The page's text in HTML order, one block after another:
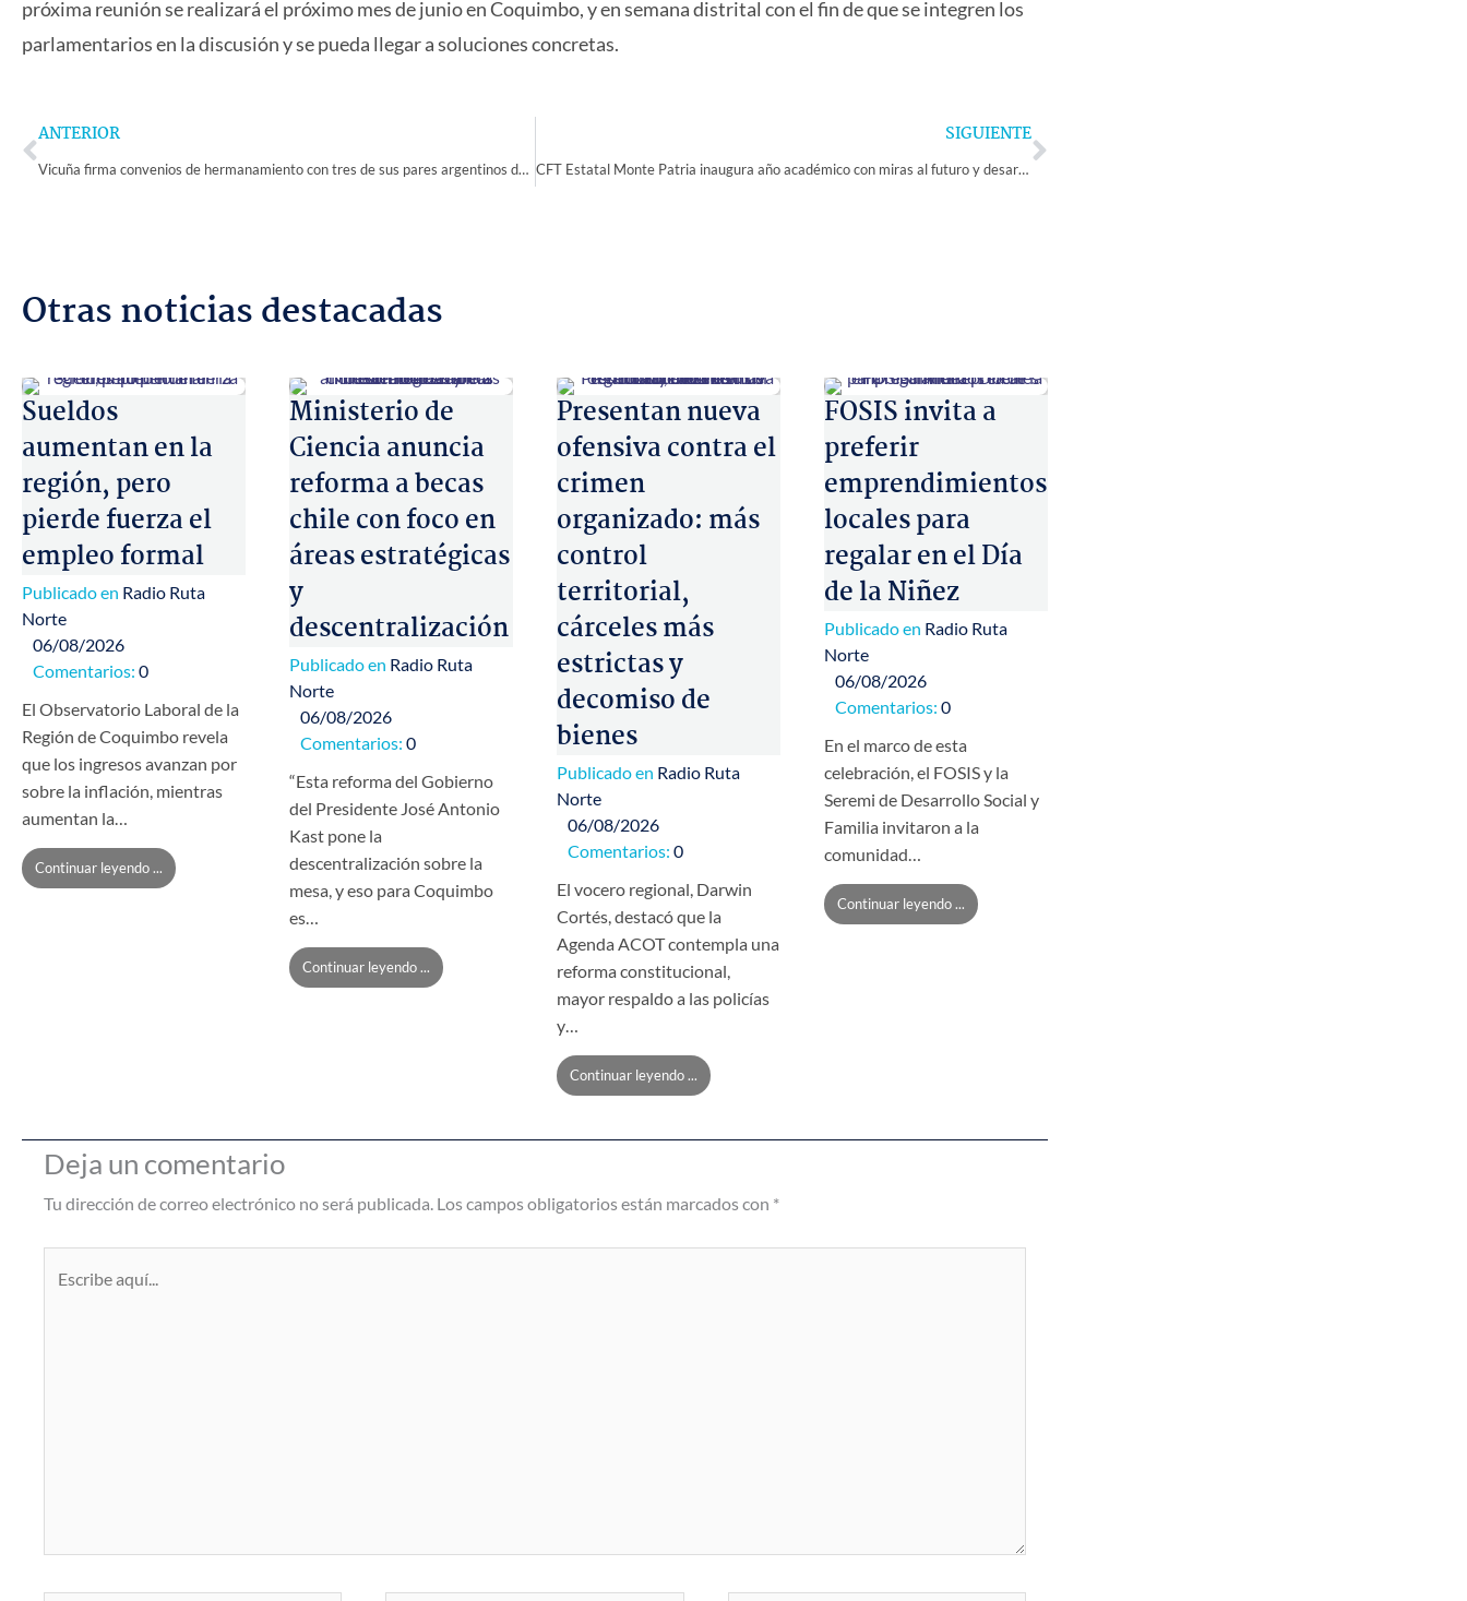
próxima reunión se realizará el próximo mes de junio en Coquimbo, y en semana distrital con el fin de que se integren los
parlamentarios en la discusión y se pueda llegar a soluciones concretas.
Prev
ANTERIOR
Vicuña firma convenios de hermanamiento con tres de sus pares argentinos durante CIHALC
SIGUIENTE
CFT Estatal Monte Patria inaugura año académico con miras al futuro y desarrollo local
Next
Otras noticias destacadas
Sueldos
aumentan en la
región, pero
pierde fuerza el
empleo formal
Publicado en Radio Ruta
Norte
06/08/2026
Comentarios: 0
El Observatorio Laboral de la
Región de Coquimbo revela
que los ingresos avanzan por
sobre la inflación, mientras
aumentan la…
Continuar leyendo ...
Ministerio de
Ciencia anuncia
reforma a becas
chile con foco en
áreas estratégicas
y
descentralización
Publicado en Radio Ruta
Norte
06/08/2026
Comentarios: 0
“Esta reforma del Gobierno
del Presidente José Antonio
Kast pone la
descentralización sobre la
mesa, y eso para Coquimbo
es…
Continuar leyendo ...
Presentan nueva
ofensiva contra el
crimen
organizado: más
control
territorial,
cárceles más
estrictas y
decomiso de
bienes
Publicado en Radio Ruta
Norte
06/08/2026
Comentarios: 0
El vocero regional, Darwin
Cortés, destacó que la
Agenda ACOT contempla una
reforma constitucional,
mayor respaldo a las policías
y…
Continuar leyendo ...
FOSIS invita a
preferir
emprendimientos
locales para
regalar en el Día
de la Niñez
Publicado en Radio Ruta
Norte
06/08/2026
Comentarios: 0
En el marco de esta
celebración, el FOSIS y la
Seremi de Desarrollo Social y
Familia invitaron a la
comunidad…
Continuar leyendo ...
Deja un comentario
Tu dirección de correo electrónico no será publicada. Los campos obligatorios están marcados con *